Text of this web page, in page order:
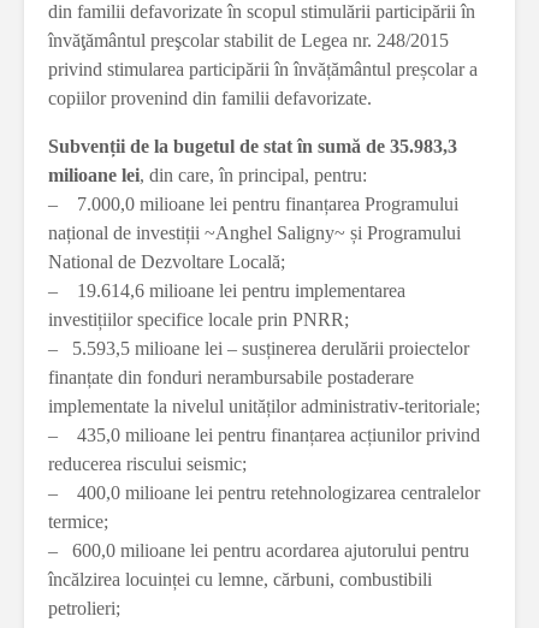
din familii defavorizate în scopul stimulării participării în
învăţământul preşcolar stabilit de Legea nr. 248/2015
privind stimularea participării în învățământul preșcolar a
copiilor provenind din familii defavorizate.
Subvenții de la bugetul de stat în sumă de 35.983,3
milioane lei, din care, în principal, pentru:
– 7.000,0 milioane lei pentru finanțarea Programului
național de investiții ~Anghel Saligny~ și Programului
National de Dezvoltare Locală;
– 19.614,6 milioane lei pentru implementarea
investițiilor specifice locale prin PNRR;
– 5.593,5 milioane lei – susținerea derulării proiectelor
finanțate din fonduri nerambursabile postaderare
implementate la nivelul unităților administrativ-teritoriale;
– 435,0 milioane lei pentru finanțarea acțiunilor privind
reducerea riscului seismic;
– 400,0 milioane lei pentru retehnologizarea centralelor
termice;
– 600,0 milioane lei pentru acordarea ajutorului pentru
încălzirea locuinței cu lemne, cărbuni, combustibili
petrolieri;